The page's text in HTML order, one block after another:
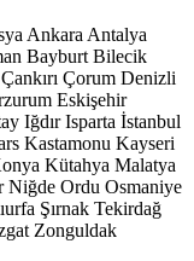
Ankara Antalya
Bayburt Bilecik
Çankırı Çorum Denizli
Eskişehir
Iğdır Isparta İstanbul
Kastamonu Kayseri
Kütahya Malatya
Niğde Ordu Osmaniye
Şırnak Tekirdağ
Zonguldak